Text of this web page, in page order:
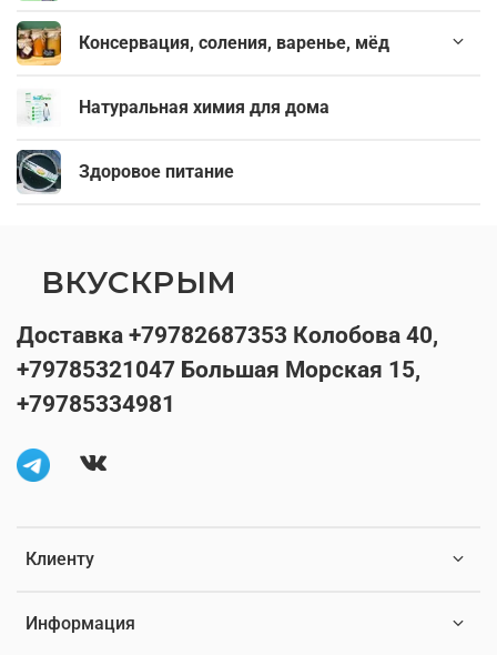
Консервация, соления, варенье, мёд
Натуральная химия для дома
Здоровое питание
Клиенту
Информация
Доставка +79782687353 Колобова 40,
+79785321047 Большая Морская 15,
+79785334981
ВКУСКРЫМ